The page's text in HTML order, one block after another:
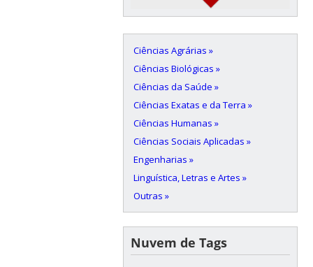
Ciências Agrárias »
Ciências Biológicas »
Ciências da Saúde »
Ciências Exatas e da Terra »
Ciências Humanas »
Ciências Sociais Aplicadas »
Engenharias »
Linguística, Letras e Artes »
Outras »
Nuvem de Tags